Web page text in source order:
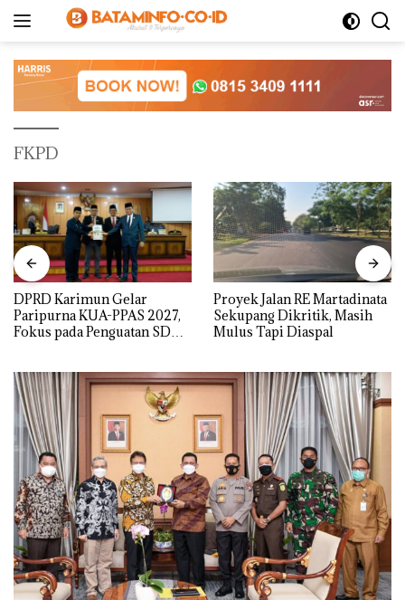
FKPD
DPRD Karimun Gelar
Paripurna KUA-PPAS 2027,
Fokus pada Penguatan SDM,
Proyek Jalan RE Martadinata
Sekupang Dikritik, Masih
Mulus Tapi Diaspal